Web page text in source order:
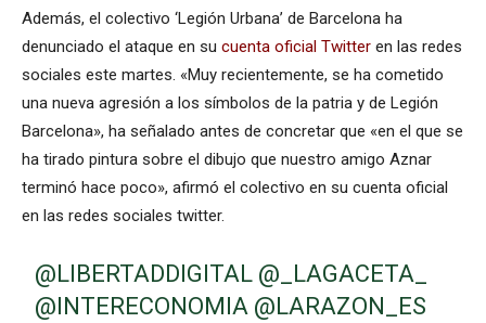
Además, el colectivo ‘Legión Urbana’ de Barcelona ha
denunciado el ataque en su cuenta oficial Twitter en las redes
sociales este martes. «Muy recientemente, se ha cometido
una nueva agresión a los símbolos de la patria y de Legión
Barcelona», ha señalado antes de concretar que «en el que se
ha tirado pintura sobre el dibujo que nuestro amigo Aznar
terminó hace poco», afirmó el colectivo en su cuenta oficial
en las redes sociales twitter.
@LIBERTADDIGITAL @_LAGACETA_
@INTERECONOMIA @LARAZON_ES